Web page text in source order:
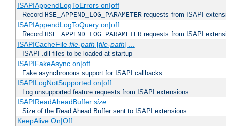
ISAPIAppendLogToErrors on|off
Record HSE_APPEND_LOG_PARAMETER requests from ISAPI
ISAPIAppendLogToQuery on|off
Record HSE_APPEND_LOG_PARAMETER requests from ISAPI
ISAPICacheFile file-path [file-path] ...
ISAPI .dll files to be loaded at startup
ISAPIFakeAsync on|off
Fake asynchronous support for ISAPI callbacks
ISAPILogNotSupported on|off
Log unsupported feature requests from ISAPI extensions
ISAPIReadAheadBuffer size
Size of the Read Ahead Buffer sent to ISAPI extensions
KeepAlive On|Off